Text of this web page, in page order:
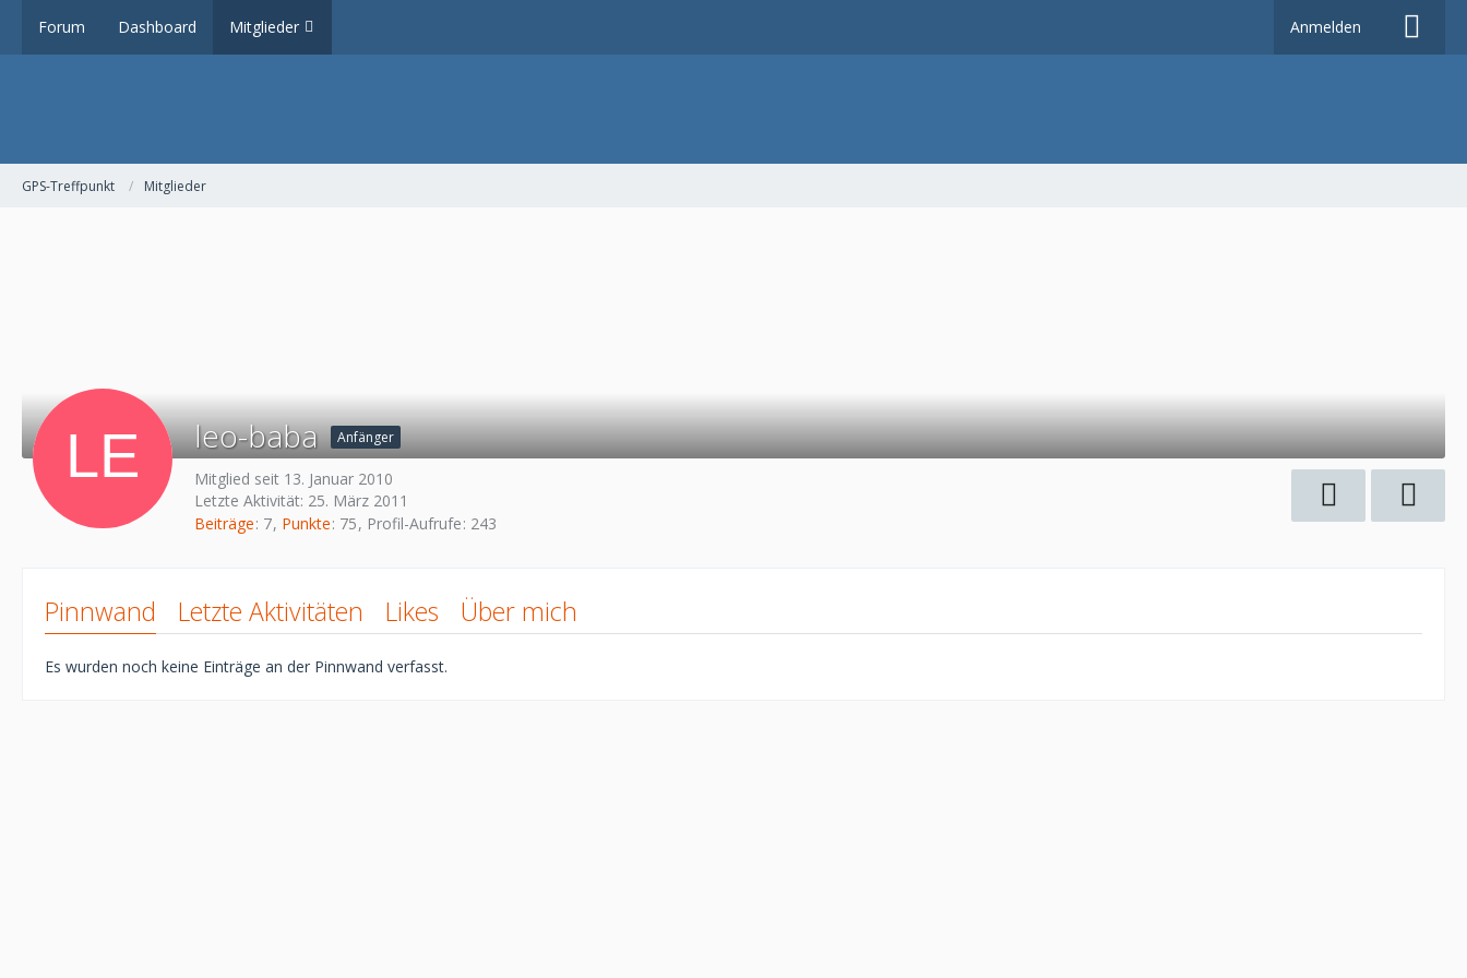
Forum Dashboard Mitglieder Anmelden
GPS-Treffpunkt Mitglieder
leo-baba Anfänger
Mitglied seit 13. Januar 2010
Letzte Aktivität: 25. März 2011
Beiträge 7 Punkte 75 Profil-Aufrufe 243
Pinnwand Letzte Aktivitäten Likes Über mich
Es wurden noch keine Einträge an der Pinnwand verfasst.